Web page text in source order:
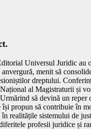
Universul Juridic au
menit să
dreptului.
al Magistraturii și
să devină un reper
propun să contribuie în
realitățile sistemului de
profesii juridice și